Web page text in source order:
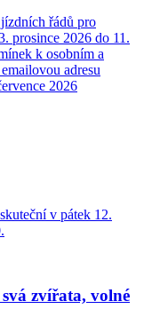
řádů pro
prosince 2026 do 11.
k osobním a
adresu
2026
v pátek 12.
zvířata, volné